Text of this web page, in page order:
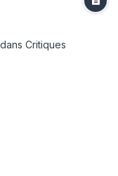
Critiques